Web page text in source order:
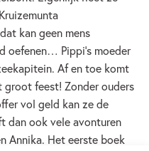
kan geen mens
oefenen… Pippi’s moeder
Af en toe komt
groot feest! Zonder ouders
vol geld kan ze de
dan ook vele avonturen
Annika. Het eerste boek